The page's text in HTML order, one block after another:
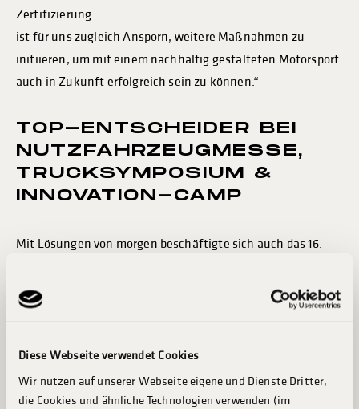
Diese Webseite verwendet Cookies
Wir nutzen auf unserer Webseite eigene und Dienste Dritter,
die Cookies und ähnliche Technologien verwenden (im
Zertifizierung
ist für uns zugleich Ansporn, weitere Maßnahmen zu
initiieren, um mit einem nachhaltig gestalteten Motorsport
auch in Zukunft erfolgreich sein zu können.“
TOP-ENTSCHEIDER BEI
NUTZFAHRZEUGMESSE,
TRUCKSYMPOSIUM &
INNOVATION-CAMP
Mit Lösungen von morgen beschäftigte sich auch das 16.
120 Vertreterinnen und Vertreter aus Wirtschaft,
Verbänden, Behörden, Politik und Medien tauschten sich zu
aktuellen Entwicklungen und Herausforderungen der
Branche aus. So gingen die Experten unter anderem der
Frage nach, wie realistisch der Wandel hin zur